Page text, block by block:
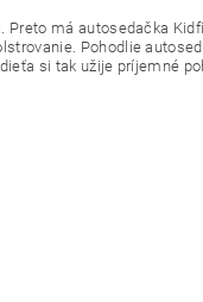
Preto má autosedačka
Pohodlie
si tak užije príjemné